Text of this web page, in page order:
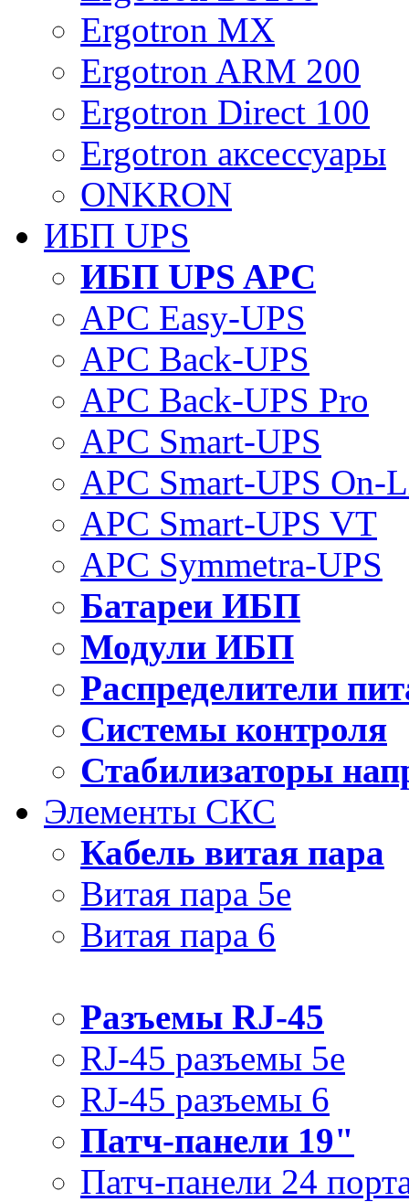
Ergotron MX
Ergotron ARM 200
Ergotron Direct 100
Ergotron аксессуары
ONKRON
ИБП UPS
ИБП UPS APC
APC Easy-UPS
APC Back-UPS
APC Back-UPS Pro
APC Smart-UPS
APC Smart-UPS On-
APC Smart-UPS VT
APC Symmetra-UPS
Батареи ИБП
Модули ИБП
Распределители
Системы контроля
Стабилизаторы
Элементы СКС
Кабель витая пара
Витая пара 5e
Витая пара 6
Разъемы RJ-45
RJ-45 разъемы 5e
RJ-45 разъемы 6
Патч-панели 19"
Патч-панели 24